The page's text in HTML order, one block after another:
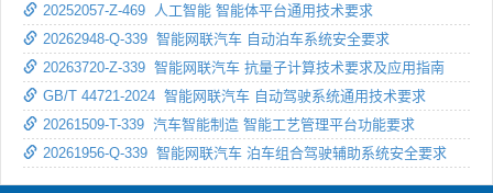
20252057-Z-469 人工智能 智能体平台通用技术要求
20262948-Q-339 智能网联汽车 自动泊车系统安全要求
20263720-Z-339 智能网联汽车 抗量子计算技术要求及应用指南
GB/T 44721-2024 智能网联汽车 自动驾驶系统通用技术要求
20261509-T-339 汽车智能制造 智能工艺管理平台功能要求
20261956-Q-339 智能网联汽车 泊车组合驾驶辅助系统安全要求